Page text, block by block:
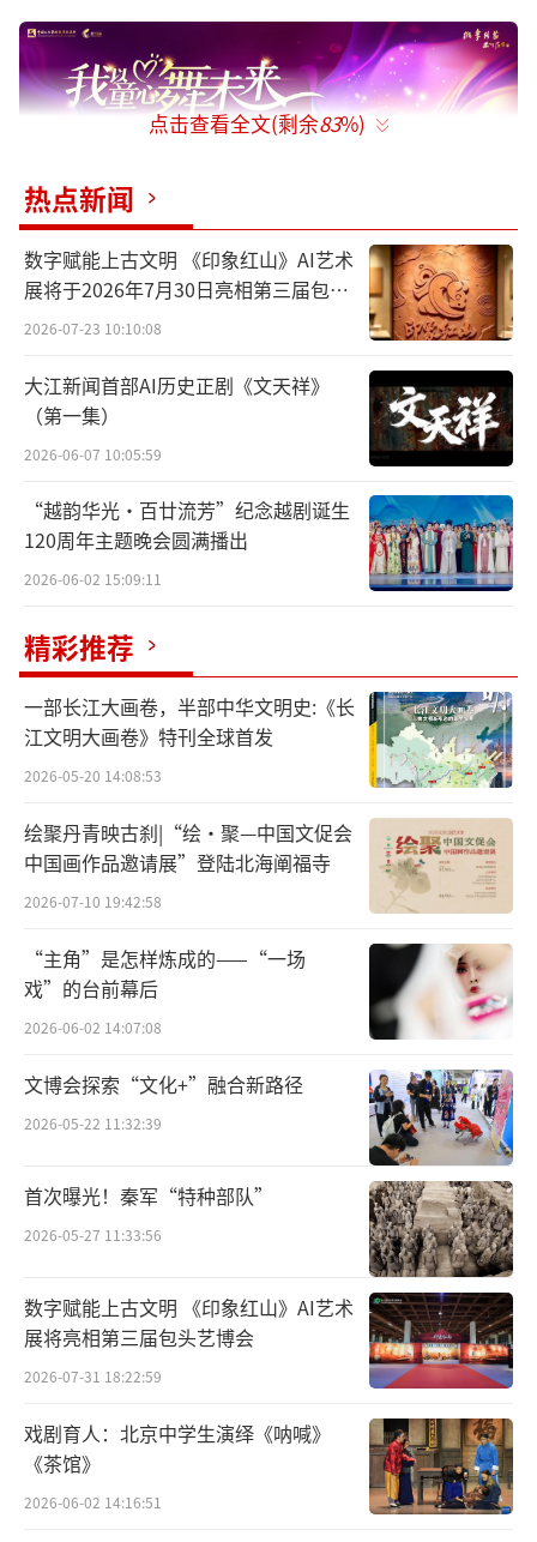
五年积淀，童心筑梦
“桃李新苗”少儿舞蹈展演自2021年创办
以来，已连续成功举办四届，逐渐成为国内少
儿舞蹈领域具有影响力的品牌活动。展演旨在
发掘和培养优秀的少儿舞蹈新星，促进少儿舞
蹈教育的交流与发展，展现新时代少年儿童积
吸引了全国各地数以万计的小舞者参与，涌现
出大量富有创意和童趣的优秀作品。
寓意着孩子们用纯真无邪的眼睛看待世界，用
充满活力的舞步描绘对美好未来的无限憧憬。
本届展演将继续秉承艺术性、教育性、公益性
的原则，预计将吸引更多高水平的少儿舞蹈作
品和表演者参与，涵盖民族民间舞、古典舞、
芭蕾舞、现代舞、街舞等多种形式，充分展现
少儿舞蹈的多元魅力与创新活力。
本次展演的举办地——北京天桥剧场，是中
国重要的文化艺术殿堂之一，具有悠久的历史
和崇高的艺术声誉。天桥剧场位于北京市天桥
演艺区核心地带，是一座集高雅艺术表演、文
化交流于一体的现代化专业剧场。剧场拥有先
进的舞台设施、音响照明设备和舒适的观众
席，是国内外众多高水平舞蹈、歌剧、戏剧演
出的首选之地，曾承载过无数经典艺术作品的
精彩呈现。
选择天桥剧场作为“桃李新苗”展演的场
地，不仅是对参演小艺术家们辛勤付出的肯
定，更是为他们提供了一个走向更广阔、更专
业舞台的宝贵机会。在这里，孩子们将有机会
在与专业艺术家同台的剧场环境中，感受艺术
的庄重与魅力，激发更高的艺术追求。
点击查看全文(剩余83%)
热点新闻
数字赋能上古文明 《印象红山》AI艺术
展将于2026年7月30日亮相第三届包头
艺博会
2026-07-23 10:10:08
大江新闻首部AI历史正剧《文天祥》
（第一集）
2026-06-07 10:05:59
“越韵华光·百廿流芳”纪念越剧诞生
120周年主题晚会圆满播出
2026-06-02 15:09:11
精彩推荐
一部长江大画卷，半部中华文明史:《长
江文明大画卷》特刊全球首发
2026-05-20 14:08:53
绘聚丹青映古刹|“绘·聚—中国文促会
中国画作品邀请展”登陆北海阐福寺
2026-07-10 19:42:58
“主角”是怎样炼成的——“一场
戏”的台前幕后
2026-06-02 14:07:08
文博会探索“文化+”融合新路径
2026-05-22 11:32:39
首次曝光！秦军“特种部队”
2026-05-27 11:33:56
数字赋能上古文明 《印象红山》AI艺术
展将亮相第三届包头艺博会
2026-07-31 18:22:59
戏剧育人：北京中学生演绎《呐喊》
《茶馆》
2026-06-02 14:16:51